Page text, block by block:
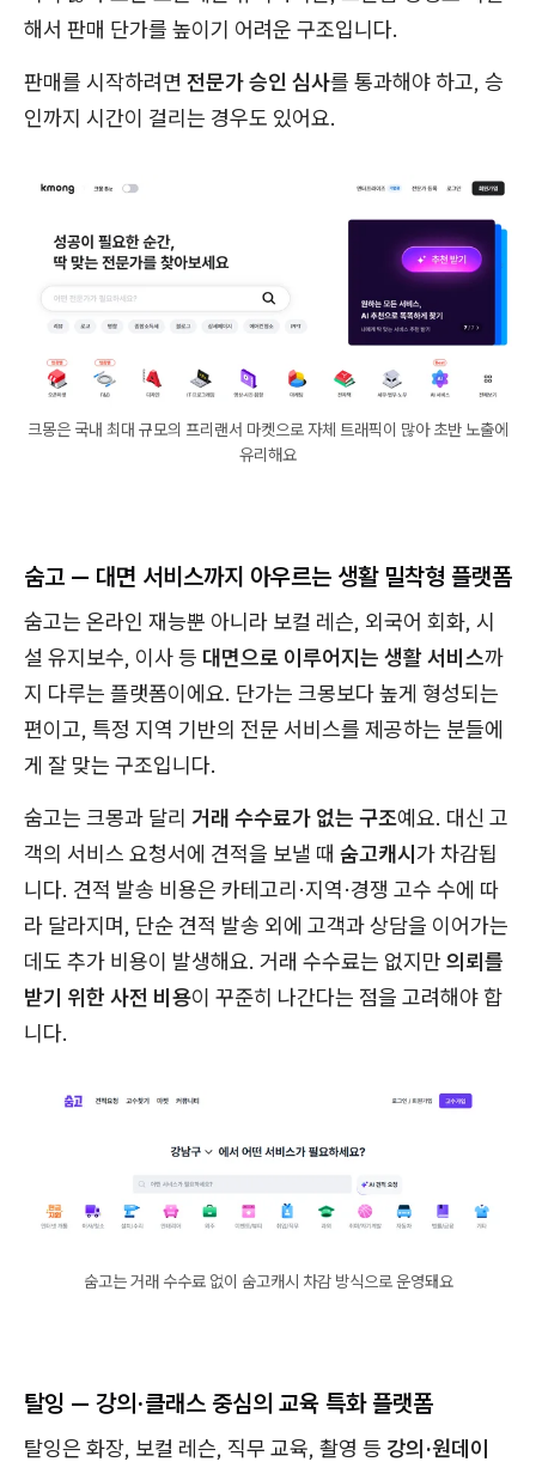
해서 판매 단가를 높이기 어려운 구조입니다.
판매를 시작하려면 전문가 승인 심사를 통과해야 하고, 승
인까지 시간이 걸리는 경우도 있어요.
크몽은 국내 최대 규모의 프리랜서 마켓으로 자체 트래픽이 많아 초반 노출에
유리해요
숨고 — 대면 서비스까지 아우르는 생활 밀착형 플랫폼
숨고는 온라인 재능뿐 아니라 보컬 레슨, 외국어 회화, 시
설 유지보수, 이사 등 대면으로 이루어지는 생활 서비스까
지 다루는 플랫폼이에요. 단가는 크몽보다 높게 형성되는
편이고, 특정 지역 기반의 전문 서비스를 제공하는 분들에
게 잘 맞는 구조입니다.
숨고는 크몽과 달리 거래 수수료가 없는 구조예요. 대신 고
객의 서비스 요청서에 견적을 보낼 때 숨고캐시가 차감됩
니다. 견적 발송 비용은 카테고리·지역·경쟁 고수 수에 따
라 달라지며, 단순 견적 발송 외에 고객과 상담을 이어가는
데도 추가 비용이 발생해요. 거래 수수료는 없지만 의뢰를
받기 위한 사전 비용이 꾸준히 나간다는 점을 고려해야 합
니다.
숨고는 거래 수수료 없이 숨고캐시 차감 방식으로 운영돼요
탈잉 — 강의·클래스 중심의 교육 특화 플랫폼
탈잉은 화장, 보컬 레슨, 직무 교육, 촬영 등 강의·원데이